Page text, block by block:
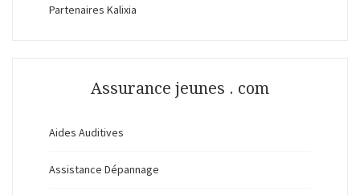
Partenaires Kalixia
Assurance jeunes . com
Aides Auditives
Assistance Dépannage